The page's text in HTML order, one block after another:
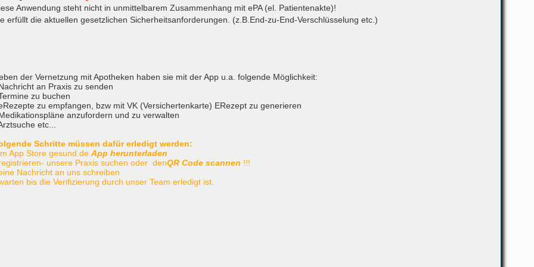
Anwendung steht nicht in unmittelbarem Zusammenhang mit ePA (el. Patientenakte)!
erfüllt die aktuellen gesetzlichen Sicherheitsanforderungen. (z.B.End-zu-End-Verschlüsselung etc.)
der Vernetzung mit Apotheken haben sie mit der App u.a. folgende Möglichkeit:
an Praxis zu senden
zu buchen
zu empfangen, bzw mit VK (Versichertenkarte) ERezept zu generieren
anzufordern und zu verwalten
etc...
Schritte müssen dafür erledigt werden:
App Store gesund.de App herunterladen
- unsere Praxis suchen oder denQR Code scannen !!!
Nachricht an uns schreiben
bis die Verifizierung durch unser Team erledigt ist.